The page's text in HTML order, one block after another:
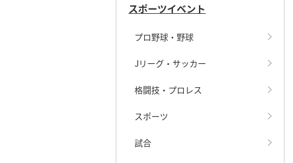
スポーツイベント
プロ野球・野球
Jリーグ・サッカー
格闘技・プロレス
スポーツ
試合